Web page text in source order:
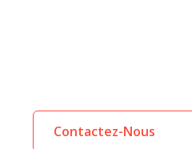
Contactez-Nous